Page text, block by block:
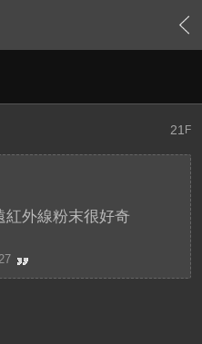
容
21 F
紅外線粉末很好奇